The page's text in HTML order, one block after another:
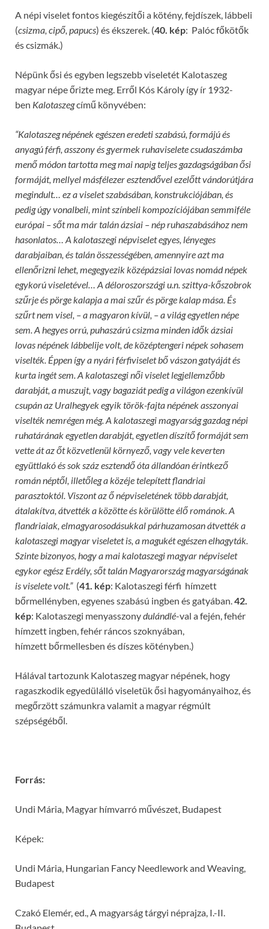
A népi viselet fontos kiegészítői a kötény, fejdíszek, lábbeli
(csizma, cipő, papucs) és ékszerek. (40. kép: Palóc főkötők
és csizmák.)
Népünk ősi és egyben legszebb viseletét Kalotaszeg
magyar népe őrizte meg. Erről Kós Károly így ír 1932-
ben Kalotaszegcímű könyvében:
“Kalotaszeg népének egészen eredeti szabású, formájú és
anyagú férfi, asszony és gyermek ruhaviselete csudaszámba
menő módon tartotta meg mai napig teljes gazdagságában ősi
formáját, mellyel másfélezer esztendővel ezelőtt vándorútjára
megindult… ez a viselet szabásában, konstrukciójában, és
pedig úgy vonalbeli, mint színbeli kompozíciójában semmiféle
európai – sőt ma már talán ázsiai – nép ruhaszabásához nem
hasonlatos… A kalotaszegi népviselet egyes, lényeges
darabjaiban, és talán összességében, amennyire azt ma
ellenőrizni lehet, megegyezik középázsiai lovas nomád népek
egykorú viseletével… A déloroszországi u.n. szittya-kőszobrok
szűrje és pörge kalapja a mai szűr és pörge kalap mása. És
szűrt nem visel, – a magyaron kívül, – a világ egyetlen népe
sem. A hegyes orrú, puhaszárú csizma minden idők ázsiai
lovas népének lábbelije volt, de középtengeri népek sohasem
viselték. Éppen így a nyári férfiviselet bő vászon gatyáját és
kurta ingét sem. A kalotaszegi női viselet legjellemzőbb
darabját, a muszujt, vagy bagaziát pedig a világon ezenkívül
csupán az Uralhegyek egyik török-fajta népének asszonyai
viselték nemrégen még. A kalotaszegi magyarság gazdag népi
ruhatárának egyetlen darabját, egyetlen díszítő formáját sem
vette át az őt közvetlenül környező, vagy vele keverten
együttlakó és sok száz esztendő óta állandóan érintkező
román néptől, illetőleg a közéje telepített flandriai
parasztoktól. Viszont az ő népviseletének több darabját,
átalakítva, átvették a közötte és körülötte élő románok. A
flandriaiak, elmagyarosodásukkal párhuzamosan átvették a
kalotaszegi magyar viseletet is, a magukét egészen elhagyták.
Szinte bizonyos, hogy a mai kalotaszegi magyar népviselet
egykor egész Erdély, sőt talán Magyarország magyarságának
is viselete volt.”(41. kép: Kalotaszegi férfi hímzett
bőrmellényben, egyenes szabású ingben és gatyában.42.
kép: Kalotaszegi menyasszonydulándlé-val a fején, fehér
hímzett ingben, fehér ráncos szoknyában,
hímzett bőrmellesben és díszes kötényben.)
Hálával tartozunk Kalotaszeg magyar népének, hogy
ragaszkodik egyedülálló viseletük ősi hagyományaihoz, és
megőrzött számunkra valamit a magyar régmúlt
szépségéből.
Forrás:
Undi Mária, Magyar hímvarró művészet, Budapest
Képek:
Undi Mária, Hungarian Fancy Needlework and Weaving,
Budapest
Czakó Elemér, ed., A magyarság tárgyi néprajza, I.-II.